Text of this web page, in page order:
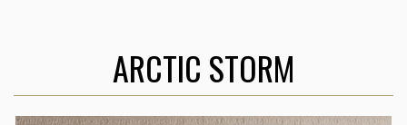
ARCTIC STORM